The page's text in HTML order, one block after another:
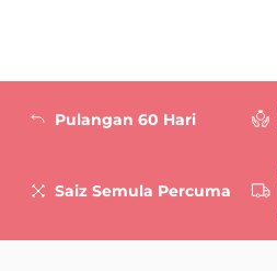
Pulangan 60 Hari
Saiz Semula Percuma